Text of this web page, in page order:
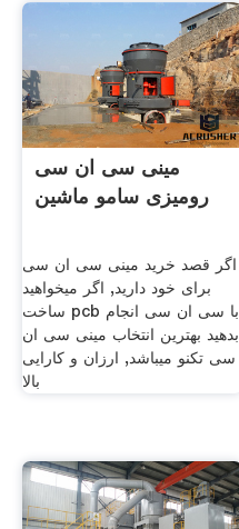
مینی سی ان سی
رومیزی سامو ماشین
اگر قصد خرید مینی سی ان سی
برای خود دارید, اگر میخواهید
ساخت pcb با سی ان سی انجام
بدهید بهترین انتخاب مینی سی ان
سی تکنو میباشد, ارزان و کارایی
بالا